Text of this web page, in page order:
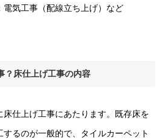
電気工事（配線立ち上げ）など
？床仕上げ工事の内容
床仕上げ工事にあたります。既存床を
るのが一般的で、タイルカーペット